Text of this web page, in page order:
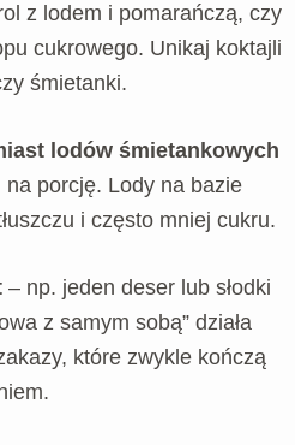
z lodem i pomarańczą, czy
cukrowego. Unikaj koktajli
śmietanki.
lodów śmietankowych
porcję. Lody na bazie
i często mniej cukru.
– np. jeden deser lub słodki
z samym sobą” działa
które zwykle kończą